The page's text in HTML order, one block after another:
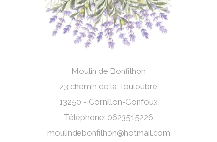
Moulin de Bonfilhon
23 chemin de la Touloubre
13250 - Cornillon-Confoux
Téléphone: 0623515226
moulindebonfilhon@hotmail.com